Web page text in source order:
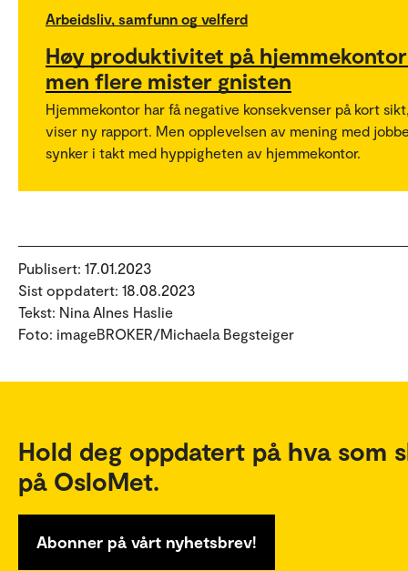
Arbeidsliv, samfunn og velferd
Høy produktivitet på
men flere mister gnisten
Hjemmekontor har få negative konsekvenser på kort
viser ny rapport. Men opplevelsen av mening med
synker i takt med hyppigheten av hjemmekontor.
Publisert: 17.01.2023
Sist oppdatert: 18.08.2023
Tekst: Nina Alnes Haslie
Foto: imageBROKER/Michaela Begsteiger
Hold deg oppdatert på hva som
på OsloMet.
Abonner på vårt nyhetsbrev!